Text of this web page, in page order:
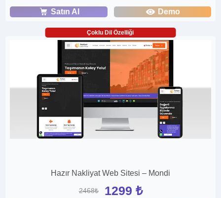
Satın Al Demo
Çoklu Dil Özelliği
Hazır Nakliyat Web Sitesi – Mondi
2468₺ 1299 ₺